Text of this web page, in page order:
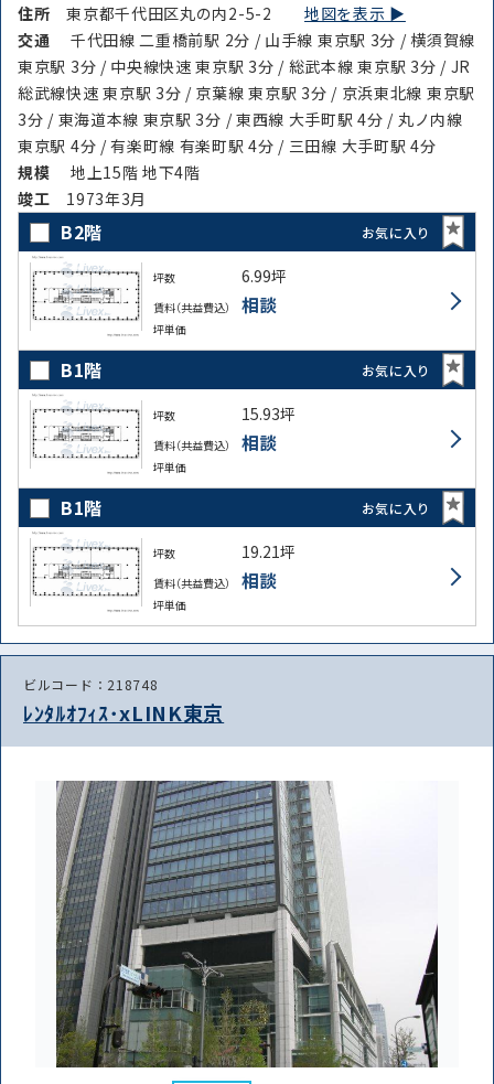
住所東京都千代田区丸の内2-5-2地図を表示 ▶︎
交通
千代田線 二重橋前駅 2分 / 山手線 東京駅 3分 / 横須賀線
東京駅 3分 / 中央線快速 東京駅 3分 / 総武本線 東京駅 3分 / JR
総武線快速 東京駅 3分 / 京葉線 東京駅 3分 / 京浜東北線 東京駅
3分 / 東海道本線 東京駅 3分 / 東西線 大手町駅 4分 / 丸ノ内線
東京駅 4分 / 有楽町線 有楽町駅 4分 / 三田線 大手町駅 4分
規模
地上15階 地下4階
竣⼯ 1973年3月
B2階 お気に入り
坪数 6.99坪
賃料（共益費込） 相談
坪単価
B1階 お気に入り
坪数 15.93坪
賃料（共益費込） 相談
坪単価
B1階 お気に入り
坪数 19.21坪
賃料（共益費込） 相談
坪単価
ビルコード：218748
ﾚﾝﾀﾙｵﾌｨｽ･xLINK東京